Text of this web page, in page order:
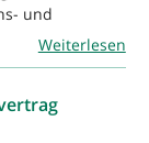
und
Weiterlesen